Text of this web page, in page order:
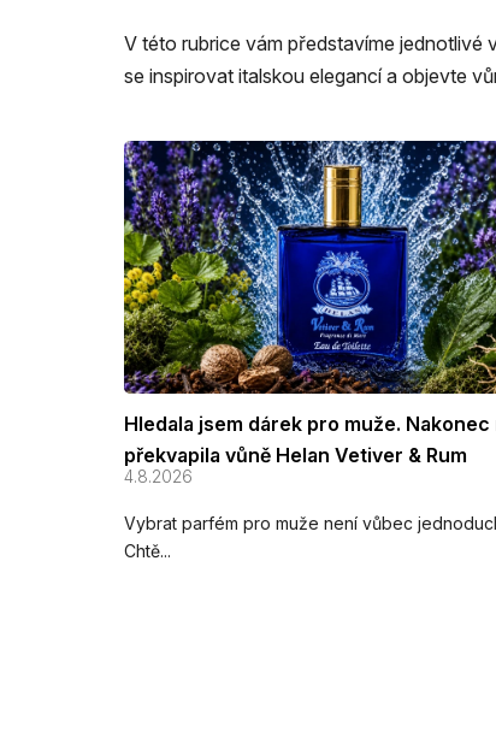
V této rubrice vám představíme jednotlivé
se inspirovat italskou elegancí a objevte
V
ý
p
i
s
č
l
á
n
k
ů
Hledala jsem dárek pro muže. Nakonec
překvapila vůně Helan Vetiver & Rum
4.8.2026
Vybrat parfém pro muže není vůbec
Chtě...